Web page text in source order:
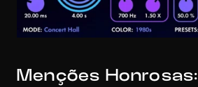
Menções Honrosas: